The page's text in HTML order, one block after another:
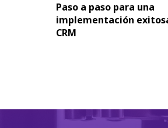
Paso a paso para una
implementación
CRM